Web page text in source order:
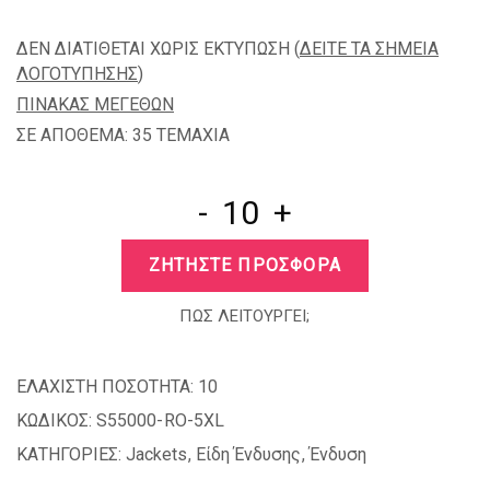
ΔΕΝ ΔΙΑΤΙΘΕΤΑΙ ΧΩΡΙΣ ΕΚΤΥΠΩΣΗ (ΔΕΙΤΕ ΤΑ ΣΗΜΕΙΑ
ΛΟΓΟΤΥΠΗΣΗΣ)
ΠΙΝΑΚΑΣ ΜΕΓΕΘΩΝ
ΣΕ ΑΠΟΘΕΜΑ: 35 TEMAXIA
- +
ΖΗΤΗΣΤΕ ΠΡΟΣΦΟΡΑ
ΠΩΣ ΛΕΙΤΟΥΡΓΕΙ;
ΕΛΑΧΙΣΤΗ ΠΟΣΟΤΗΤΑ: 10
ΚΩΔΙΚΟΣ: S55000-RO-5XL
ΚΑΤΗΓΟΡΙΕΣ: Jackets, Είδη Ένδυσης,Ένδυση